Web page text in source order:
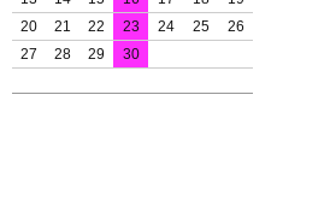
20
21 22 23 24 25
26
27
28 29 30